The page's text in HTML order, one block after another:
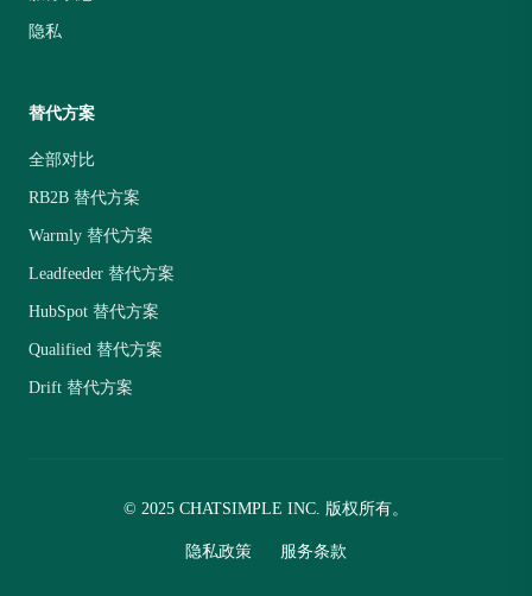
隐私
替代方案
全部对比
RB2B 替代方案
Warmly 替代方案
Leadfeeder 替代方案
HubSpot 替代方案
Qualified 替代方案
Drift 替代方案
© 2025 CHATSIMPLE INC. 版权所有。
隐私政策 服务条款